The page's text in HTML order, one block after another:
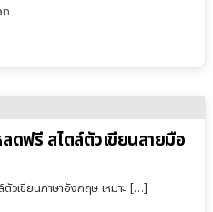
ดฟรี สไตล์ตัวเขียนลายมือ
วเขียนภาษาอังกฤษ เหมาะ […]